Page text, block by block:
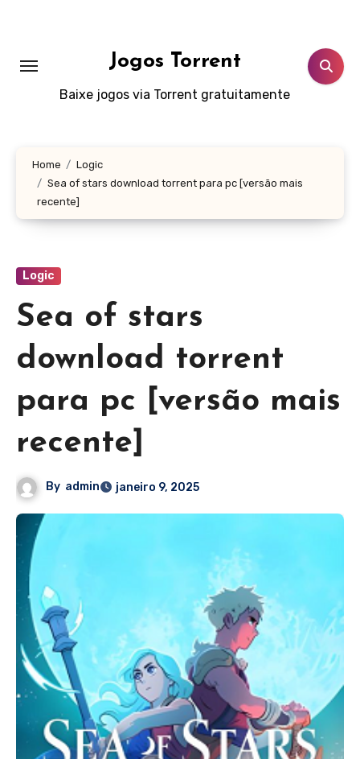
Jogos Torrent
Baixe jogos via Torrent gratuitamente
Home
Logic
Sea of stars download torrent para pc [versão mais
recente]
Logic
Sea of stars
download torrent
para pc [versão mais
recente]
By admin janeiro 9, 2025